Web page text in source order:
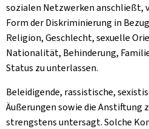
sozialen Netzwerken anschließt,
Form der Diskriminierung in
Religion, Geschlecht, sexuelle
Nationalität, Behinderung,
Status zu unterlassen.
Beleidigende, rassistische,
Äußerungen sowie die Anstiftung
strengstens untersagt. Solche